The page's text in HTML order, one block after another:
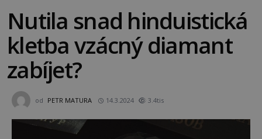
Nutila snad hinduistická
kletba vzácný diamant
zabíjet?
od PETR MATURA 14.3.2024 3.4tis